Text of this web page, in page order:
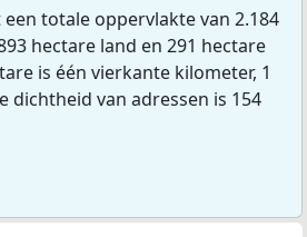
totale oppervlakte van 2.184
hectare land en 291 hectare
is één vierkante kilometer, 1
dichtheid van adressen is 154